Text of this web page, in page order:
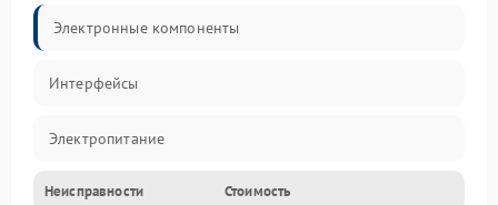
Электронные компоненты
Интерфейсы
Электропитание
Корпус/Герметичность
Неисправности Стоимость